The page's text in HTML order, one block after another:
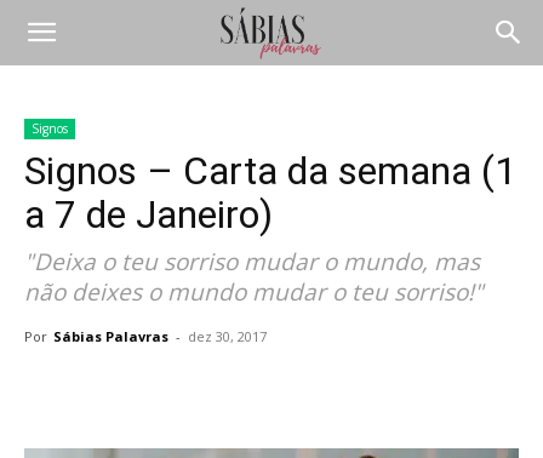
Signos
Signos – Carta da semana (1
a 7 de Janeiro)
"Deixa o teu sorriso mudar o mundo, mas
não deixes o mundo mudar o teu sorriso!"
Por Sábias Palavras - dez 30, 2017